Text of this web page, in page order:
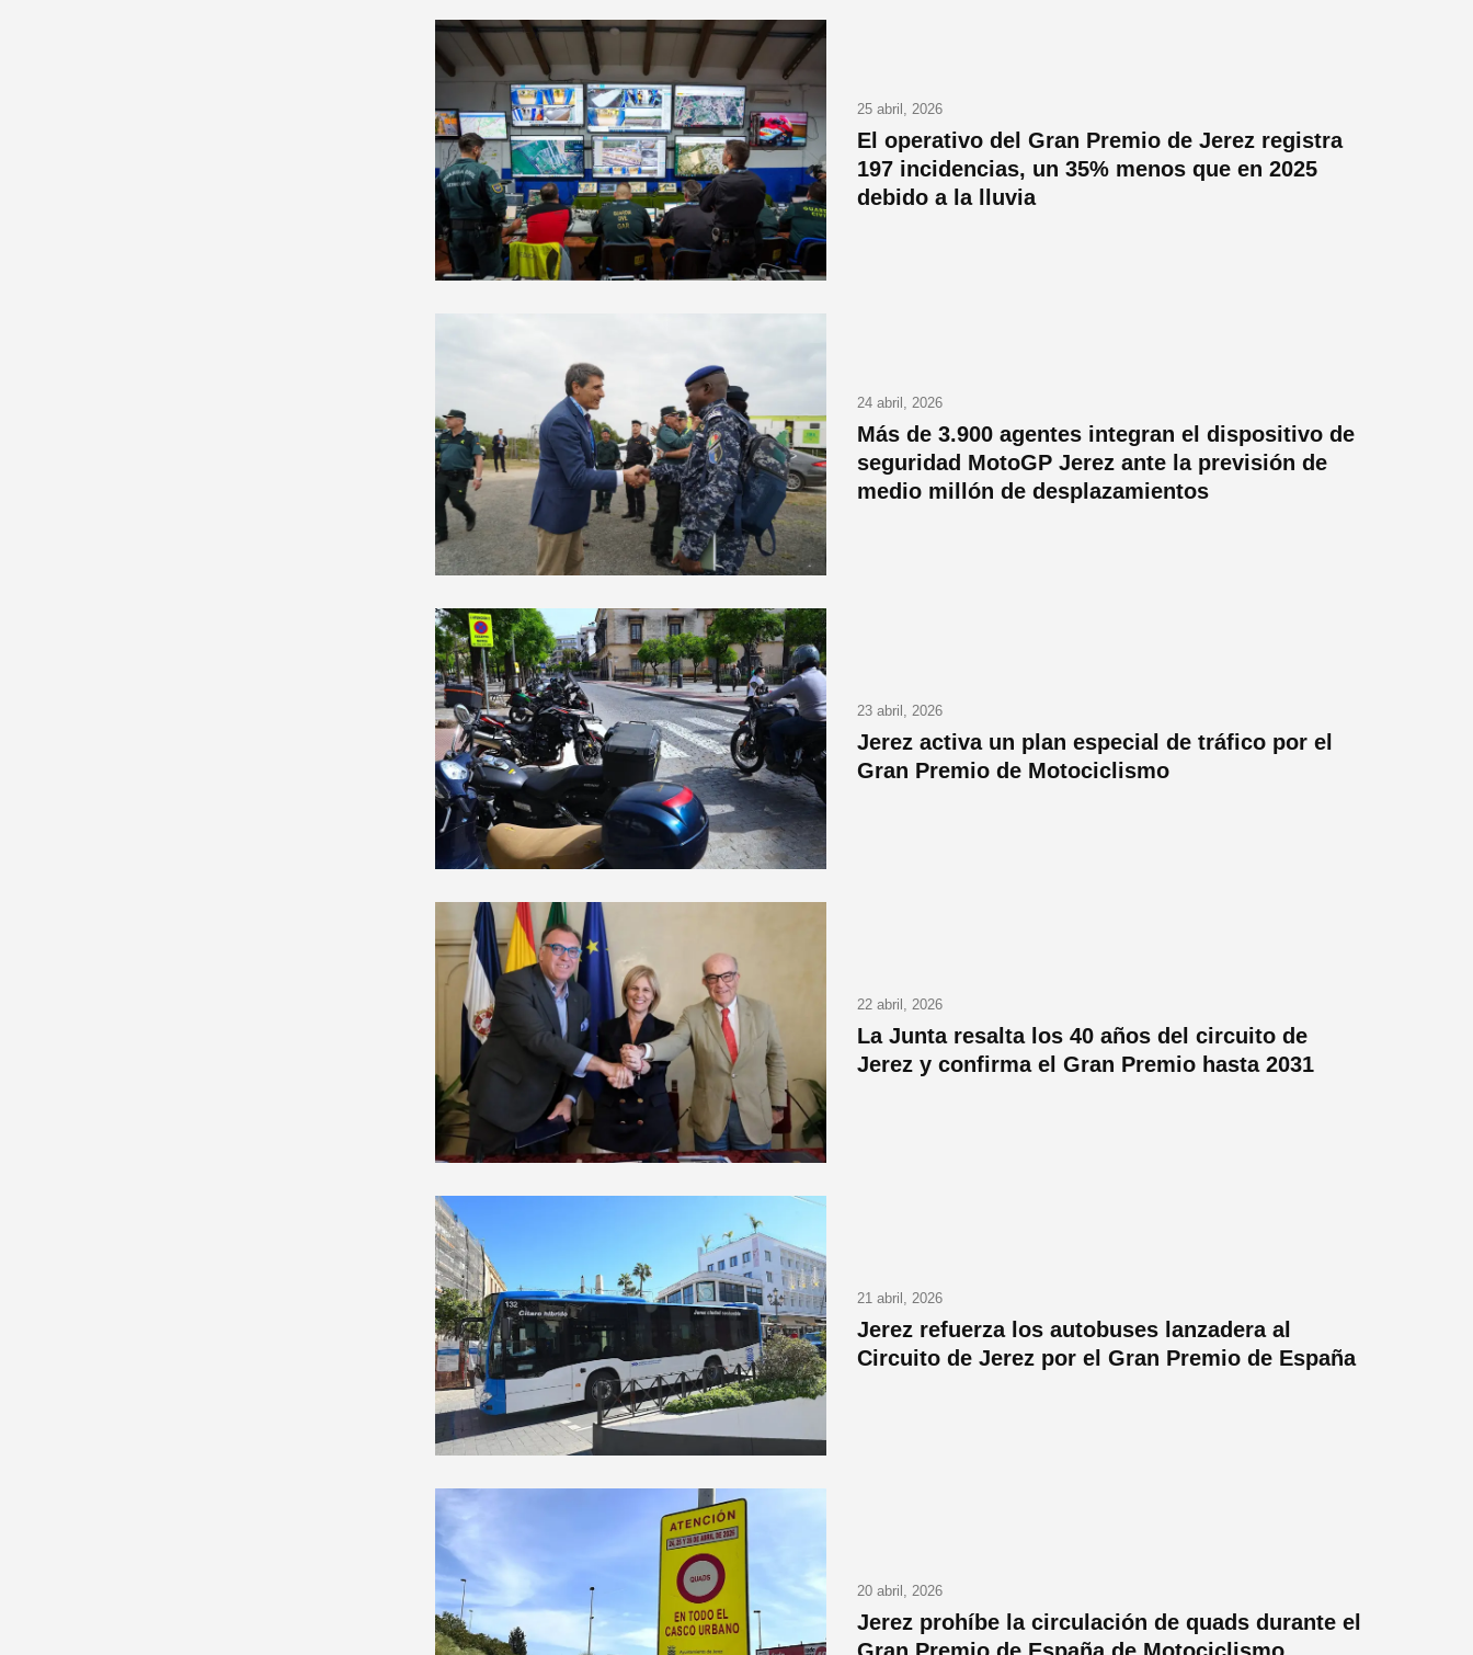
25 abril, 2026
El operativo del Gran Premio de Jerez registra
197 incidencias, un 35% menos que en 2025
debido a la lluvia
24 abril, 2026
Más de 3.900 agentes integran el dispositivo de
seguridad MotoGP Jerez ante la previsión de
medio millón de desplazamientos
23 abril, 2026
Jerez activa un plan especial de tráfico por el
Gran Premio de Motociclismo
22 abril, 2026
La Junta resalta los 40 años del circuito de
Jerez y confirma el Gran Premio hasta 2031
21 abril, 2026
Jerez refuerza los autobuses lanzadera al
Circuito de Jerez por el Gran Premio de España
20 abril, 2026
Jerez prohíbe la circulación de quads durante el